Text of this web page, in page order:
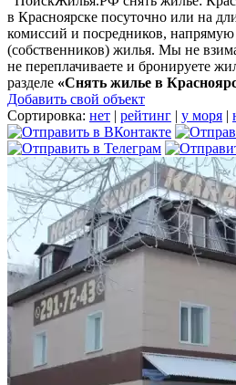
в Красноярске посуточно или на
комиссий и посредников, напрямую
(собственников) жилья. Мы не
не переплачиваете и бронируете
разделе «Снять жилье в
Добавить свой объект
Сортировка: нет | рейтинг | у моря |